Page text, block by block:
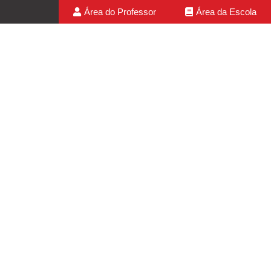
Área do Professor Área da Escola